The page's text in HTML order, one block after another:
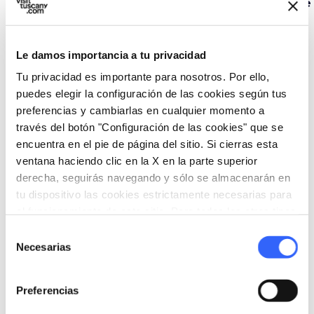
Le damos importancia a tu privacidad
Tu privacidad es importante para nosotros. Por ello,
puedes elegir la configuración de las cookies según tus
preferencias y cambiarlas en cualquier momento a
través del botón "Configuración de las cookies" que se
encuentra en el pie de página del sitio. Si cierras esta
ventana haciendo clic en la X en la parte superior
derecha, seguirás navegando y sólo se almacenarán en
tu dispositivo las cookies estrictamente necesarias para
Necesarias
Preferencias
Conservatorio Santa
Marta
de
Eventos map Ver en el mapa
FOLCLORE
Desde el 12 sept. 2026 hasta
favorite_border